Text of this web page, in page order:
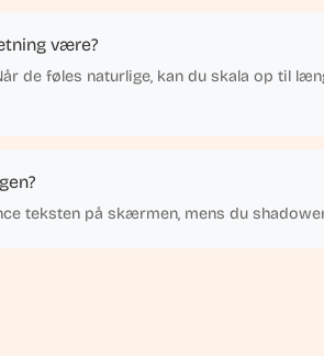
være?
de føles naturlige, kan du skala op til
teksten på skærmen, mens du